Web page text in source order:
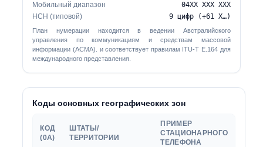
Мобильный диапазон
04ХХ ХХХ ХХХ
НСН (типовой)
9 цифр (+61 X…)
План нумерации находится в ведении Австралийского
управления по коммуникациям и средствам массовой
информации (ACMA). и соответствует правилам ITU-T E.164 для
международного представления.
Коды основных географических зон
КОД
(0А)
ШТАТЫ/
ТЕРРИТОРИИ
ПРИМЕР
СТАЦИОНАРНОГО
ТЕЛЕФОНА